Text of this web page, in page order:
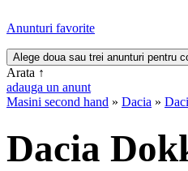
Anunturi favorite
Arata ↑
adauga un anunt
Masini second hand » Dacia »
Dacia